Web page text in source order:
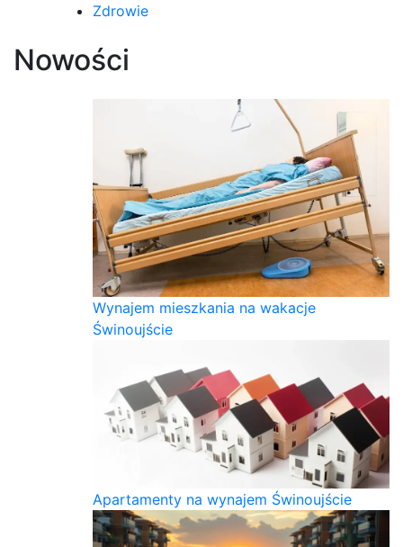
Zdrowie
Nowości
Wynajem mieszkania na wakacje
Świnoujście
Apartamenty na wynajem Świnoujście